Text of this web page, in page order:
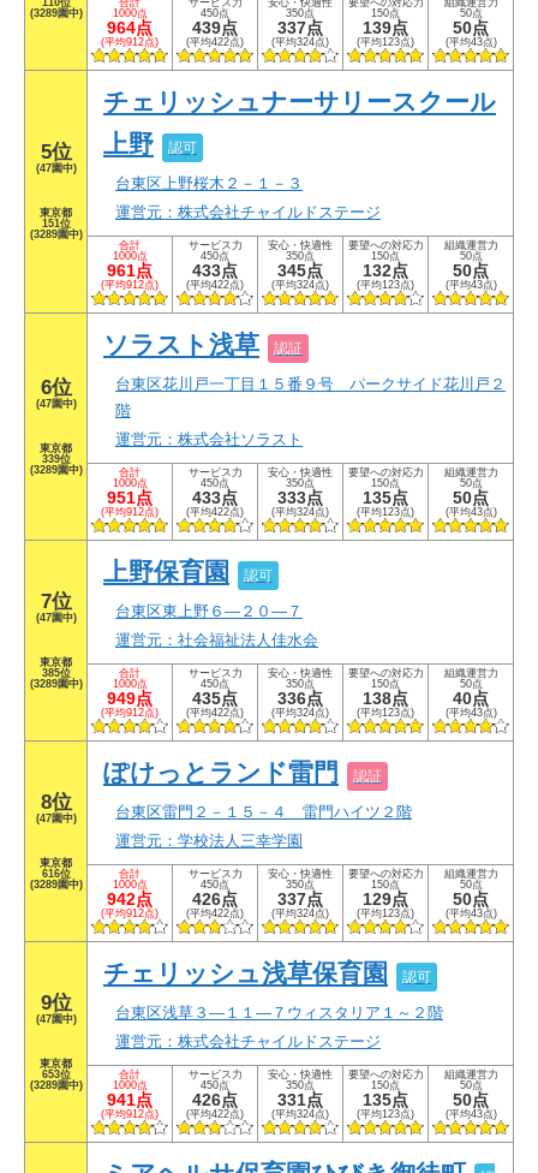
(3289園中)
1000点
964点
(平均912点)
450点
439点
(平均422点)
350点
337点
(平均324点)
150点
139点
(平均123点)
50点
50点
(平均43点)
5位
(47園中)
東京都
151位
(3289園中)
チェリッシュナーサリースクール
上野
認可
台東区上野桜木２－１－３
運営元：株式会社チャイルドステージ
合計
1000点
961点
(平均912点)
サービス力
450点
433点
(平均422点)
安心・快適性
350点
345点
(平均324点)
要望への対応力
150点
132点
(平均123点)
組織運営力
50点
50点
(平均43点)
6位
(47園中)
東京都
339位
(3289園中)
ソラスト浅草 認証
台東区花川戸一丁目１５番９号 パークサイド花川戸２
階
運営元：株式会社ソラスト
合計
1000点
951点
(平均912点)
サービス力
450点
433点
(平均422点)
安心・快適性
350点
333点
(平均324点)
要望への対応力
150点
135点
(平均123点)
組織運営力
50点
50点
(平均43点)
7位
(47園中)
東京都
385位
(3289園中)
上野保育園 認可
台東区東上野６―２０―７
運営元：社会福祉法人佳水会
合計
1000点
949点
(平均912点)
サービス力
450点
435点
(平均422点)
安心・快適性
350点
336点
(平均324点)
要望への対応力
150点
138点
(平均123点)
組織運営力
50点
40点
(平均43点)
8位
(47園中)
東京都
616位
(3289園中)
ぽけっとランド雷門 認証
台東区雷門２－１５－４ 雷門ハイツ２階
運営元：学校法人三幸学園
合計
1000点
942点
(平均912点)
サービス力
450点
426点
(平均422点)
安心・快適性
350点
337点
(平均324点)
要望への対応力
150点
129点
(平均123点)
組織運営力
50点
50点
(平均43点)
9位
(47園中)
東京都
653位
(3289園中)
チェリッシュ浅草保育園 認可
台東区浅草３―１１―７ウィスタリア１～２階
運営元：株式会社チャイルドステージ
合計
1000点
941点
(平均912点)
サービス力
450点
426点
(平均422点)
安心・快適性
350点
331点
(平均324点)
要望への対応力
150点
135点
(平均123点)
組織運営力
50点
50点
(平均43点)